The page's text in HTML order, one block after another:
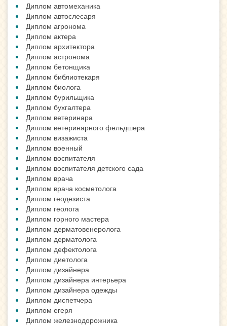
Диплом автомеханика
Диплом автослесаря
Диплом агронома
Диплом актера
Диплом архитектора
Диплом астронома
Диплом бетонщика
Диплом библиотекаря
Диплом биолога
Диплом бурильщика
Диплом бухгалтера
Диплом ветеринара
Диплом ветеринарного фельдшера
Диплом визажиста
Диплом военный
Диплом воспитателя
Диплом воспитателя детского сада
Диплом врача
Диплом врача косметолога
Диплом геодезиста
Диплом геолога
Диплом горного мастера
Диплом дерматовенеролога
Диплом дерматолога
Диплом дефектолога
Диплом диетолога
Диплом дизайнера
Диплом дизайнера интерьера
Диплом дизайнера одежды
Диплом диспетчера
Диплом егеря
Диплом железнодорожника